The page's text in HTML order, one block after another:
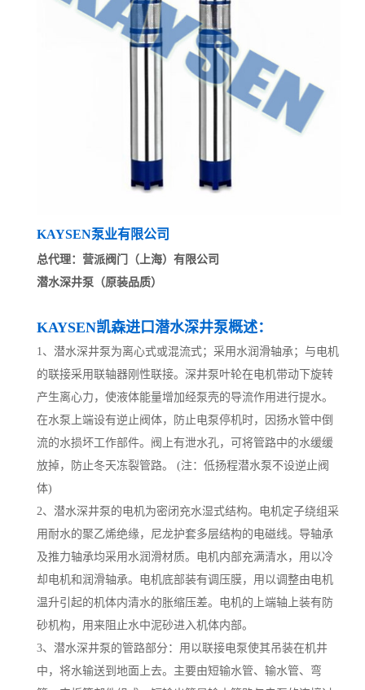
KAYSEN泵业有限公司
总代理：营派阀门（上海）有限公司
潜水深井泵（原装品质）
KAYSEN凯森进 口潜水深井泵概述：
1、潜水深井泵为离心式或混流式；采用水润滑轴承；与电机
的联接采用联轴器刚性联接。深井泵叶轮在电机带动下旋转
产生离心力，使液体能量增加经泵壳的导流作用进行提水。
在水泵上端设有逆止阀体，防止电泵停机时，因扬水管中倒
流的水损坏工作部件。阀上有泄水孔，可将管路中的水缓缓
放掉，防止冬天冻裂管路。 (注：低扬程潜水泵不设逆止阀
体)
2、潜水深井泵的电机为密闭充水湿式结构。电机定子绕组采
用耐水的聚乙烯绝缘，尼龙护套多层结构的电磁线。导轴承
及推力轴承均采用水润滑材质。电机内部充满清水，用以冷
却电机和润滑轴承。电机底部装有调压膜，用以调整由电机
温升引起的机体内清水的胀缩压差。电机的上端轴上装有防
砂机构，用来阻止水中泥砂进入机体内部。
3、潜水深井泵的管路部分：用以联接电泵使其吊装在机井
中，将水输送到地面上去。主要由短输水管、输水管、弯